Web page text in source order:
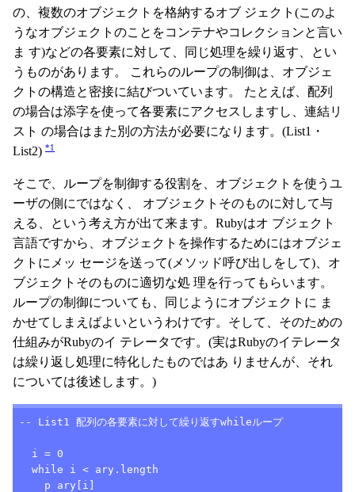
の、複数のオブジェクトを格納するオブ ジェクト(このよ
うなオブジェクトのことをコンテナやコレクションと言い
ま す)などの各要素に対して、同じ処理を繰り返す、とい
うものがあります。 これらのループの制御は、オブジェ
クトの構造と密接に結びついています。 たとえば、配列
の場合は添字を使って各要素にアクセスしますし、連結リ
スト の場合はまた別の方法が必要になります。(List1・
List2) *1
そこで、ループを制御する役割を、オブジェクトを使うユ
ーザの側にではなく、 オブジェクトそのものに対して与
える、という考え方が出て来ます。Rubyはオ ブジェクト
言語ですから、オブジェクトを操作するためにはオブジェ
クトにメッ セージを送って(メソッド呼び出しをして)、オ
ブジェクトそのものに適切な処 理を行ってもらいます。
ループの制御についても、同じようにオブジェクトに ま
かせてしまえばよいというわけです。そして、そのための
仕組みがRubyのイ テレータです。(実はRubyのイテレータ
は繰り返し処理に特化したものではあ りませんが、それ
については後述します。)
-- List1 配列の各要素に対して繰り返すwhileループ
  i = 0
  while i < ary.length
    p ary[i]